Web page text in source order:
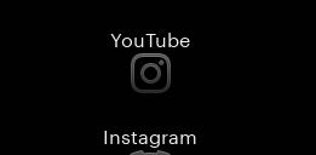
YouTube
Instagram